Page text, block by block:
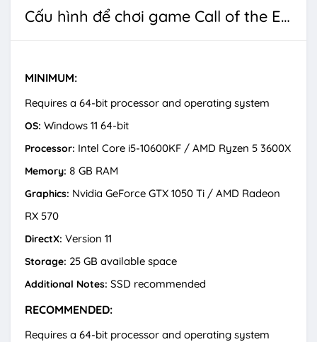
Cấu hình để chơi game Call of the Elder Gods
MINIMUM:
Requires a 64-bit processor and operating system
OS: Windows 11 64-bit
Processor: Intel Core i5-10600KF / AMD Ryzen 5 3600X
Memory: 8 GB RAM
Graphics: Nvidia GeForce GTX 1050 Ti / AMD Radeon
RX 570
DirectX: Version 11
Storage: 25 GB available space
Additional Notes: SSD recommended
RECOMMENDED:
Requires a 64-bit processor and operating system